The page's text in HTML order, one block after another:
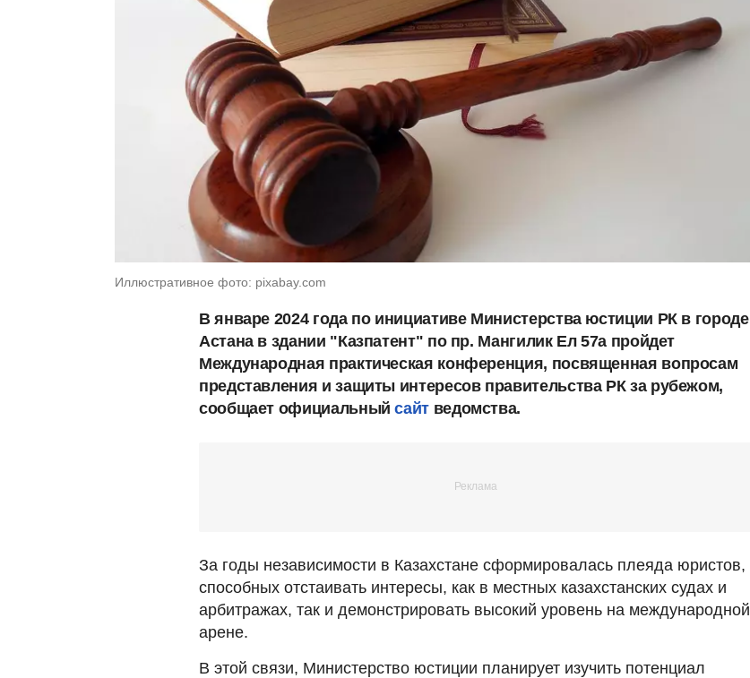
Иллюстративное фото: pixabay.com
В январе 2024 года по инициативе Министерства юстиции РК в городе
Астана в здании "Казпатент" по пр. Мангилик Ел 57а пройдет
Международная практическая конференция, посвященная вопросам
представления и защиты интересов правительства РК за рубежом,
сообщает официальныйсайт ведомства.
За годы независимости в Казахстане сформировалась плеяда юристов,
способных отстаивать интересы, как в местных казахстанских судах и
арбитражах, так и демонстрировать высокий уровень на международной
арене.
В этой связи, Министерство юстиции планирует изучить потенциал